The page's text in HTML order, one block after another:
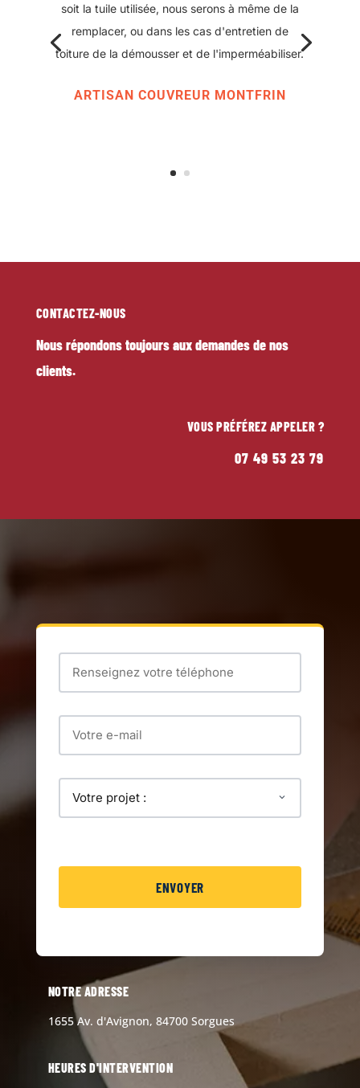
solution offre l'avantage d'avoir une couverture
moderne avec peu de points de rupture tout en
conservant l'aspect classique des toitures
CONTACTEZ-NOUS
Nous répondons toujours aux demandes de nos
clients.
VOUS PRÉFÉREZ APPELER ?
07 49 53 23 79
NOTRE ADRESSE
1655 Av. d'Avignon, 84700 Sorgues
HEURES D'INTERVENTION